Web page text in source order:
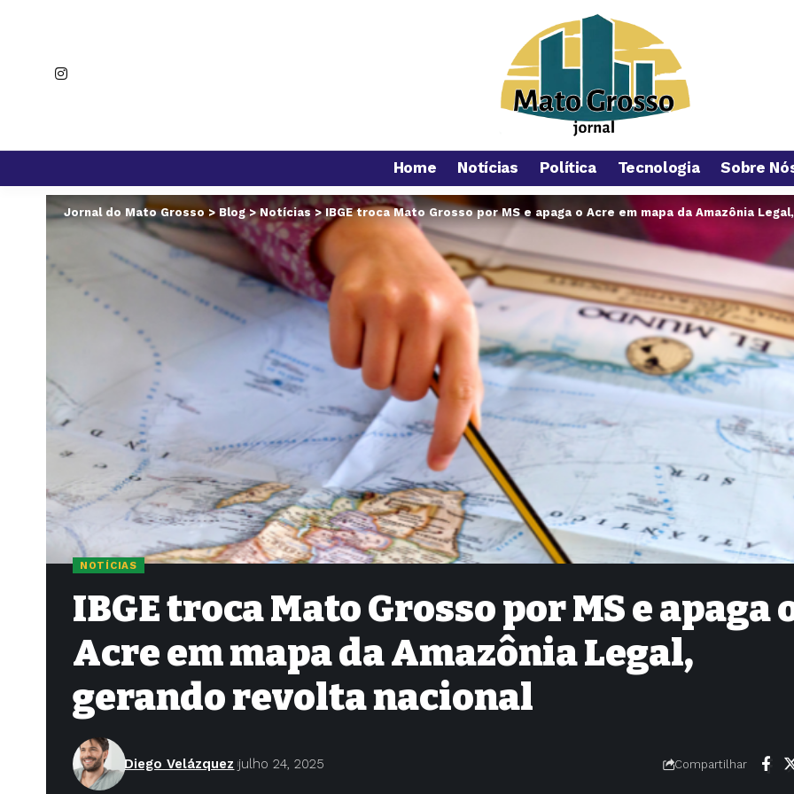
Home Notícias Política Tecnologia Sobre
Jornal do Mato Grosso > Blog>Notícias>IBGE troca Mato Grosso por MS e apaga o Acre em mapa da Amazônia
NOTÍCIAS
IBGE troca Mato Grosso por MS e apaga
Acre em mapa da Amazônia Legal,
gerando revolta nacional
Diego Velázquez julho 24, 2025 Compartilhar